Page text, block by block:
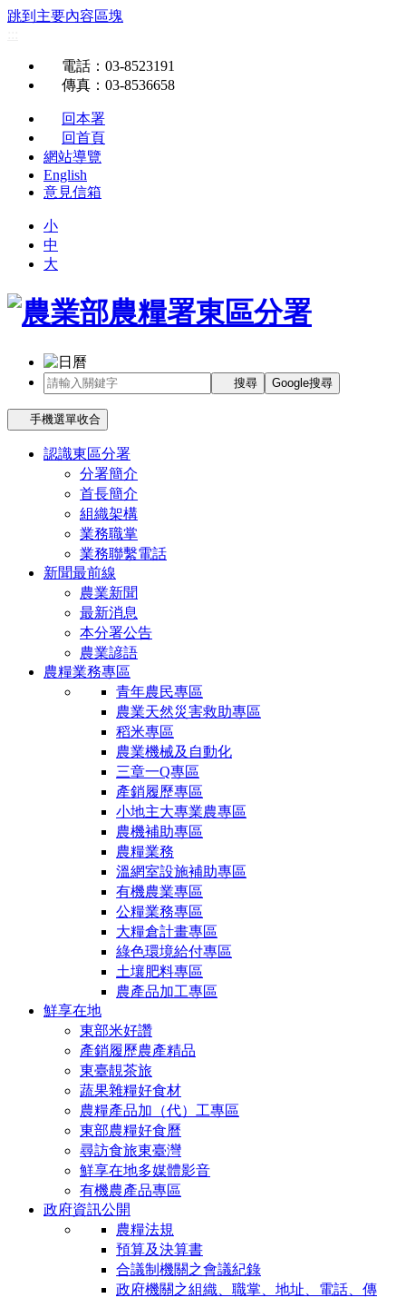
跳到主要內容區塊
電話 ：03-8523191
傳真 ：03-8536658
回本署
回首頁
網站導覽
English
意見信箱
小
中
大
搜尋 Google搜尋
手機選單收合
認識東區分署
分署簡介
首長簡介
組織架構
業務職掌
業務聯繫電話
新聞最前線
農業新聞
最新消息
本分署公告
農業諺語
農糧業務專區
青年農民專區
農業天然災害救助專區
稻米專區
農業機械及自動化
三章一Q專區
產銷履歷專區
小地主大專業農專區
農機補助專區
農糧業務
溫網室設施補助專區
有機農業專區
公糧業務專區
大糧倉計畫專區
綠色環境給付專區
土壤肥料專區
農產品加工專區
鮮享在地
東部米好讚
產銷履歷農產精品
東臺靚茶旅
蔬果雜糧好食材
農糧產品加（代）工專區
東部農糧好食曆
尋訪食旅東臺灣
鮮享在地多媒體影音
有機農產品專區
政府資訊公開
農糧法規
預算及決算書
合議制機關之會議紀錄
政府機關之組織、職掌、地址、電話、傳